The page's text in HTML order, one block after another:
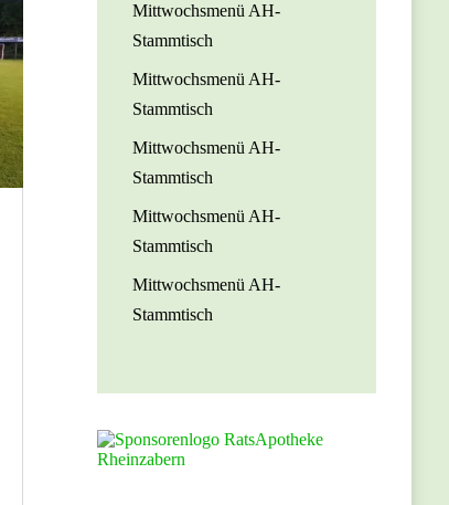
Mittwochsmenü AH-
Stammtisch
Mittwochsmenü AH-
Stammtisch
Mittwochsmenü AH-
Stammtisch
Mittwochsmenü AH-
Stammtisch
Mittwochsmenü AH-
Stammtisch